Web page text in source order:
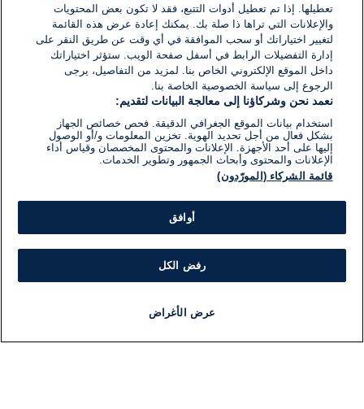
لا توجد تعليقات مكتوبة حتى الآن. كن الأول!
اكتب تعليقًا جديدًا ...
تعطيلها. إذا تم تعطيل أدوات التتبع، فقد لا تكون بعض المحتويات
والإعلانات التي تراها ذا صلة بك. يمكنك إعادة عرض هذه القائمة
لتغيير اختياراتك أو سحب الموافقة في أي وقت عن طريق النقر على
إدارة التفضيلات الرابط في أسفل صفحة الويب. ستؤثر اختياراتك
داخل الموقع الإلكتروني الخاص بنا. لمزيد من التفاصيل، يرجى
الرجوع إلى سياسة الخصوصية الخاصة بنا.
نعمد نحن وشركاؤنا إلى معالجة البيانات لتقديم:
استخدام بيانات الموقع الجغرافي الدقيقة. فحص خصائص الجهاز
بشكل فعال من أجل تحديد الهوية. تخزين المعلومات و/أو الوصول
إليها على أحد الأجهزة. الإعلانات والمحتوى المخصصان وقياس أداء
الإعلانات والمحتوى وأبحاث الجمهور وتطوير الخدمات.
قائمة الشركاء (المورّدون)
أوافق
رفض الكل
عرض الأغراض